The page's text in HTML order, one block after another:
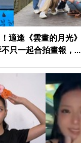
適逢《雲畫的月光》
只一起合拍畫報，還